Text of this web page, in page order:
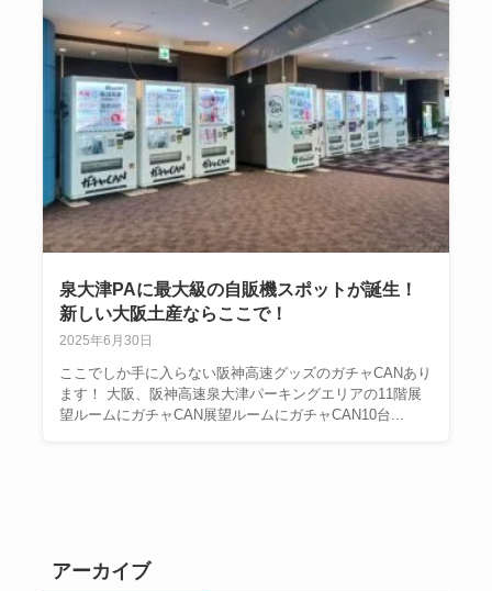
泉大津PAに最大級の自販機スポットが誕生！
新しい大阪土産ならここで！
2025年6月30日
ここでしか手に入らない阪神高速グッズのガチャCANあり
ます！ 大阪、阪神高速泉大津パーキングエリアの11階展
望ルームにガチャCAN展望ルームにガチャCAN10台...
アーカイブ